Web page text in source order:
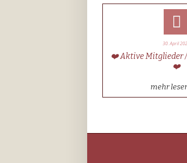
30. April
❤️ Aktive Mitglieder
❤️
mehr